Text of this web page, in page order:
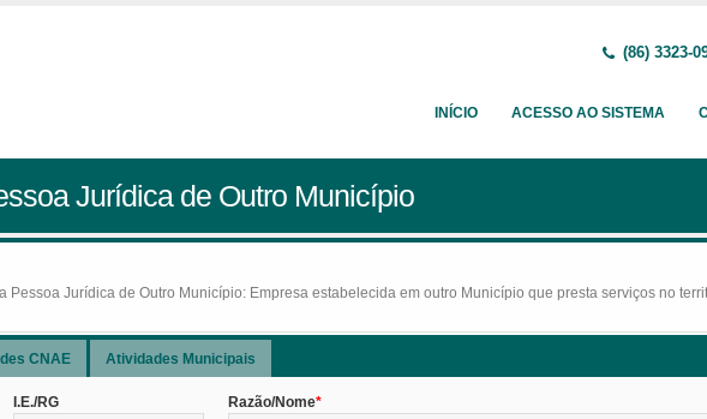
(86) 3323-
INÍCIO ACESSO AO SISTEMA
Jurídica de Outro Município
Pessoa Jurídica de Outro Município: Empresa estabelecida em outro Município que presta serviços no
CNAE Atividades Municipais
I.E./RG Razão/Nome